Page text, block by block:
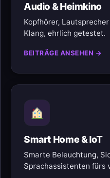
Audio & Heimkino
Kopfhörer,
Klang, ehrlich getestet.
BEITRÄGE ANSEHEN →
Smart Home & IoT
Smarte Beleuchtung,
Sprachassistenten fürs